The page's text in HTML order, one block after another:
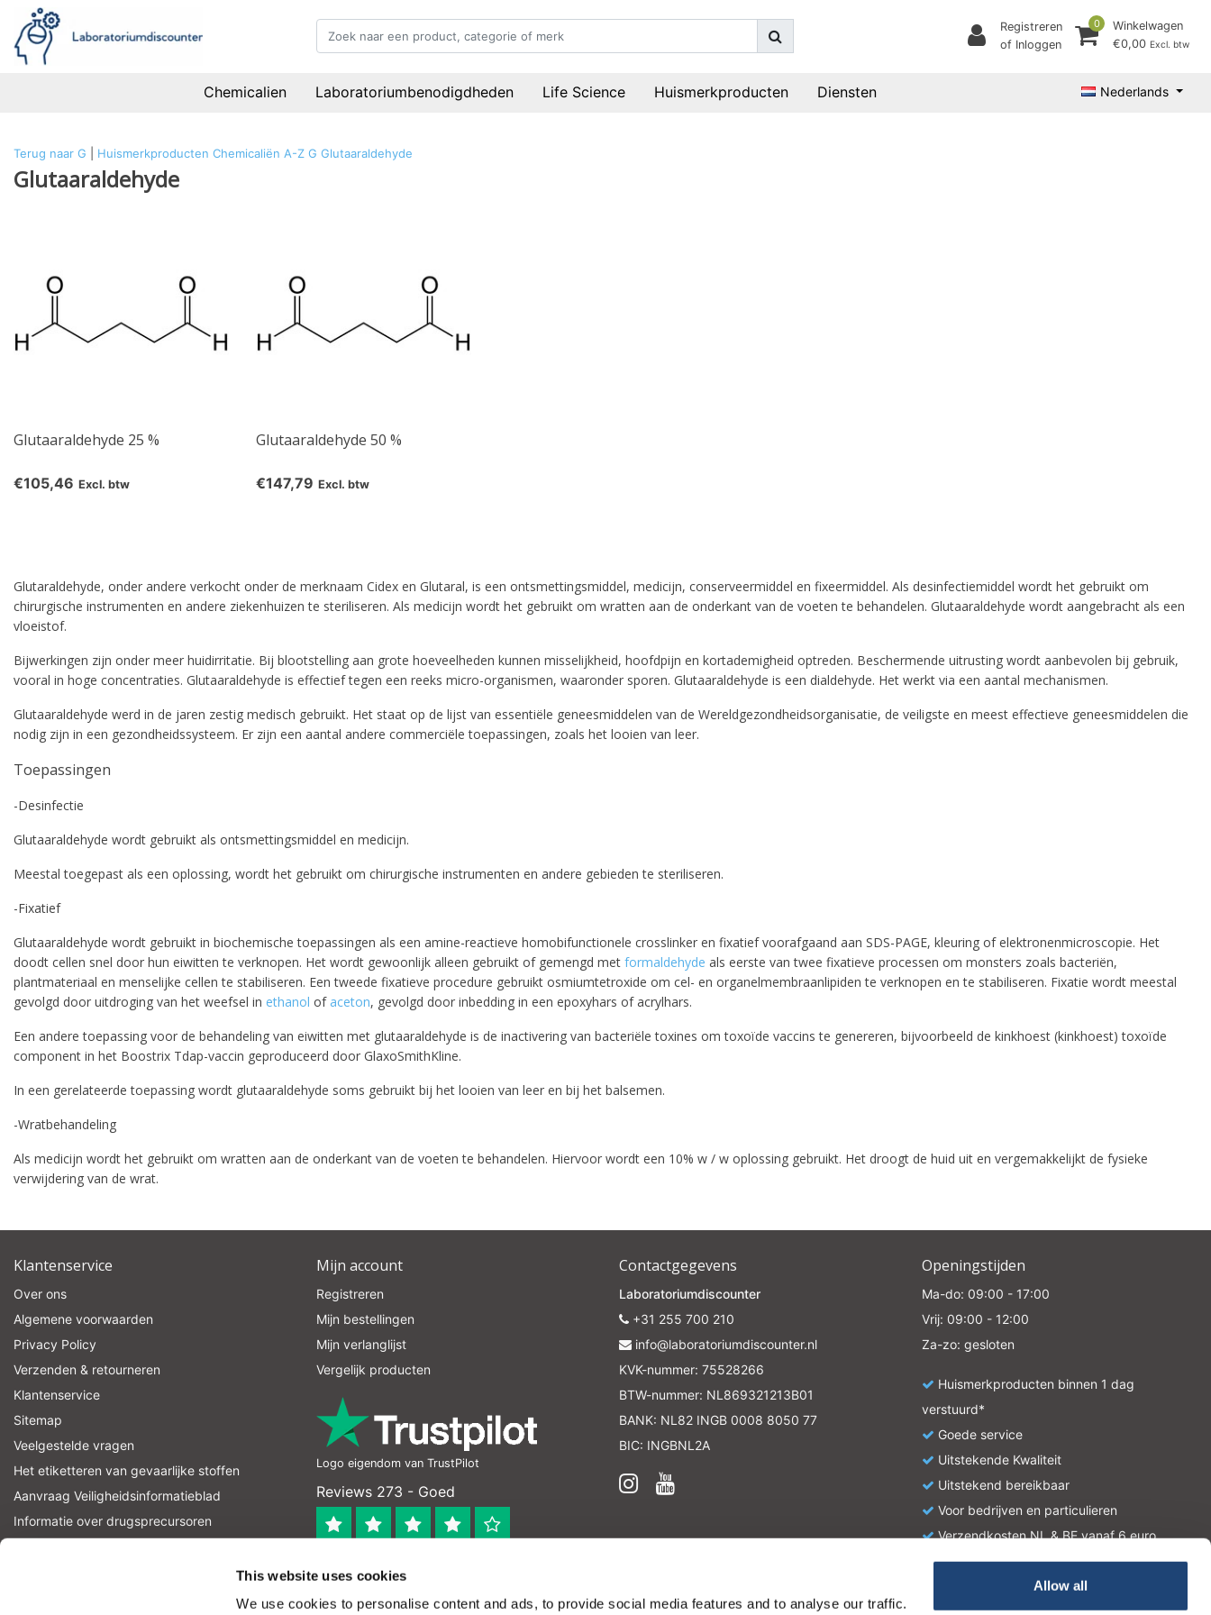
This website uses cookies
We use cookies to personalise content and ads, to provide social media features and to analyse our traffic.
Allow all
Registreren
of Inloggen
0
Winkelwagen
€0,00 Excl. btw
Chemicalien Laboratoriumbenodigdheden Life Science Huismerkproducten Diensten Nederlands
Terug naar G Huismerkproducten Chemicaliën A-Z G Glutaaraldehyde
Glutaaraldehyde
Glutaaraldehyde 25 %
€105,46 Excl. btw
Glutaaraldehyde 50 %
€147,79 Excl. btw
Glutaraldehyde, onder andere verkocht onder de merknaam Cidex en Glutaral, is een ontsmettingsmiddel, medicijn, conserveermiddel en fixeermiddel. Als desinfectiemiddel wordt het gebruikt om
chirurgische instrumenten en andere ziekenhuizen te steriliseren. Als medicijn wordt het gebruikt om wratten aan de onderkant van de voeten te behandelen. Glutaaraldehyde wordt aangebracht als een
vloeistof.
Bijwerkingen zijn onder meer huidirritatie. Bij blootstelling aan grote hoeveelheden kunnen misselijkheid, hoofdpijn en kortademigheid optreden. Beschermende uitrusting wordt aanbevolen bij gebruik,
vooral in hoge concentraties. Glutaaraldehyde is effectief tegen een reeks micro-organismen, waaronder sporen. Glutaaraldehyde is een dialdehyde. Het werkt via een aantal mechanismen.
Glutaaraldehyde werd in de jaren zestig medisch gebruikt. Het staat op de lijst van essentiële geneesmiddelen van de Wereldgezondheidsorganisatie, de veiligste en meest effectieve geneesmiddelen die
nodig zijn in een gezondheidssysteem. Er zijn een aantal andere commerciële toepassingen, zoals het looien van leer.
Toepassingen
-Desinfectie
Glutaaraldehyde wordt gebruikt als ontsmettingsmiddel en medicijn.
Meestal toegepast als een oplossing, wordt het gebruikt om chirurgische instrumenten en andere gebieden te steriliseren.
-Fixatief
Glutaaraldehyde wordt gebruikt in biochemische toepassingen als een amine-reactieve homobifunctionele crosslinker en fixatief voorafgaand aan SDS-PAGE, kleuring of elektronenmicroscopie. Het
doodt cellen snel door hun eiwitten te verknopen. Het wordt gewoonlijk alleen gebruikt of gemengd met formaldehyde als eerste van twee fixatieve processen om monsters zoals bacteriën,
plantmateriaal en menselijke cellen te stabiliseren. Een tweede fixatieve procedure gebruikt osmiumtetroxide om cel- en organelmembraanlipiden te verknopen en te stabiliseren. Fixatie wordt meestal
gevolgd door uitdroging van het weefsel in ethanol of aceton, gevolgd door inbedding in een epoxyhars of acrylhars.
Een andere toepassing voor de behandeling van eiwitten met glutaaraldehyde is de inactivering van bacteriële toxines om toxoïde vaccins te genereren, bijvoorbeeld de kinkhoest (kinkhoest) toxoïde
component in het Boostrix Tdap-vaccin geproduceerd door GlaxoSmithKline.
In een gerelateerde toepassing wordt glutaaraldehyde soms gebruikt bij het looien van leer en bij het balsemen.
-Wratbehandeling
Als medicijn wordt het gebruikt om wratten aan de onderkant van de voeten te behandelen. Hiervoor wordt een 10% w / w oplossing gebruikt. Het droogt de huid uit en vergemakkelijkt de fysieke
verwijdering van de wrat.
Klantenservice
Over ons
Algemene voorwaarden
Privacy Policy
Verzenden & retourneren
Klantenservice
Sitemap
Veelgestelde vragen
Het etiketteren van gevaarlijke stoffen
Aanvraag Veiligheidsinformatieblad
Informatie over drugsprecursoren
Mijn account
Registreren
Mijn bestellingen
Mijn verlanglijst
Vergelijk producten
Logo eigendom van TrustPilot
Reviews 273 - Goed
Contactgegevens
Laboratoriumdiscounter
+31 255 700 210
info@laboratoriumdiscounter.nl
KVK-nummer: 75528266
BTW-nummer: NL869321213B01
BANK: NL82 INGB 0008 8050 77
BIC: INGBNL2A
Openingstijden
Ma-do: 09:00 - 17:00
Vrij: 09:00 - 12:00
Za-zo: gesloten
Huismerkproducten binnen 1 dag
verstuurd*
Goede service
Uitstekende Kwaliteit
Uitstekend bereikbaar
Voor bedrijven en particulieren
Verzendkosten NL & BE vanaf 6 euro